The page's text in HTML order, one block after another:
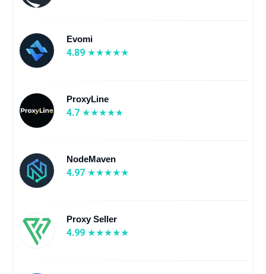
Evomi
4.89
ProxyLine
4.7
NodeMaven
4.97
Proxy Seller
4.99